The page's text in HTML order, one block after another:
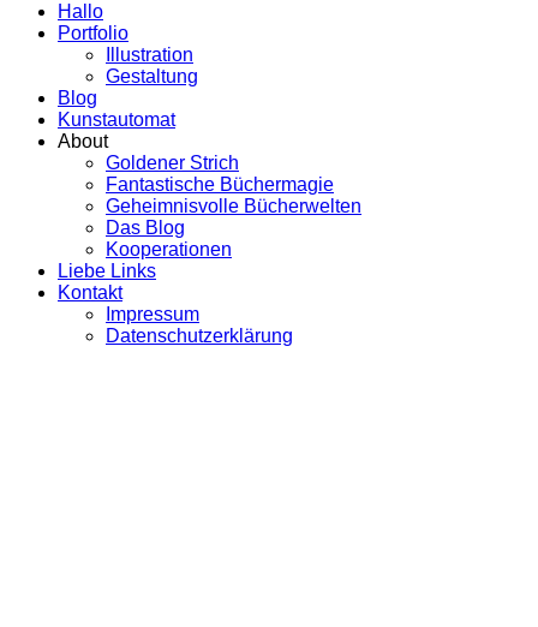
Hallo
Portfolio
Illustration
Gestaltung
Blog
Kunstautomat
About
Goldener Strich
Fantastische Büchermagie
Geheimnisvolle Bücherwelten
Das Blog
Kooperationen
Liebe Links
Kontakt
Impressum
Datenschutzerklärung